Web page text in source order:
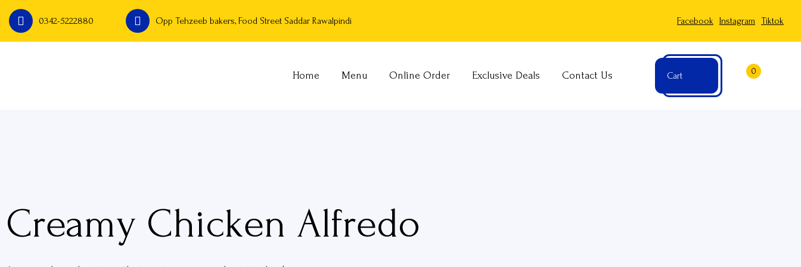
0342-5222880 Opp Tehzeeb bakers, Food Street Saddar Rawalpindi Facebook Instagram Tiktok
Home Menu Online Order Exclusive Deals Contact Us Cart 0
Creamy Chicken Alfredo